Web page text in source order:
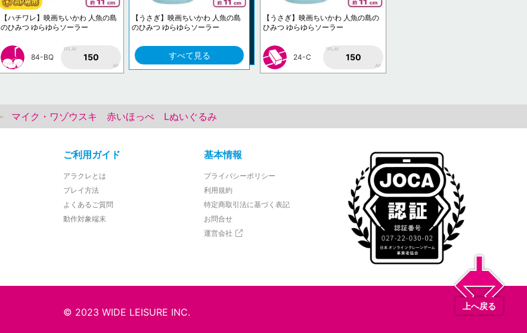
【ハチワレ】映画ちいかわ 人魚の島
のひみつ ゆらゆらソーラー
84-BQ
1PLAY
150
AP
【うさぎ】映画ちいかわ 人魚の島
のひみつ ゆらゆらソーラー
すべて見る
【うさぎ】映画ちいかわ 人魚の島の
ひみつ ゆらゆらソーラー
24-C
1PLAY
150
AP
マイク・ワゾウスキ 赤いほっぺ Lぬいぐるみ
ご利用ガイド
アラクレとは
プレイ方法
よくあるご質問
動作対象端末
基本情報
プライバシーポリシー
利用規約
特定商取引法に基づく表記
お問合せ
運営会社
© 2023 WIDE LEISURE INC.
上へ戻る